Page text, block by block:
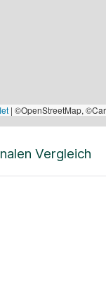
| ©OpenStreetMap,
Vergleich